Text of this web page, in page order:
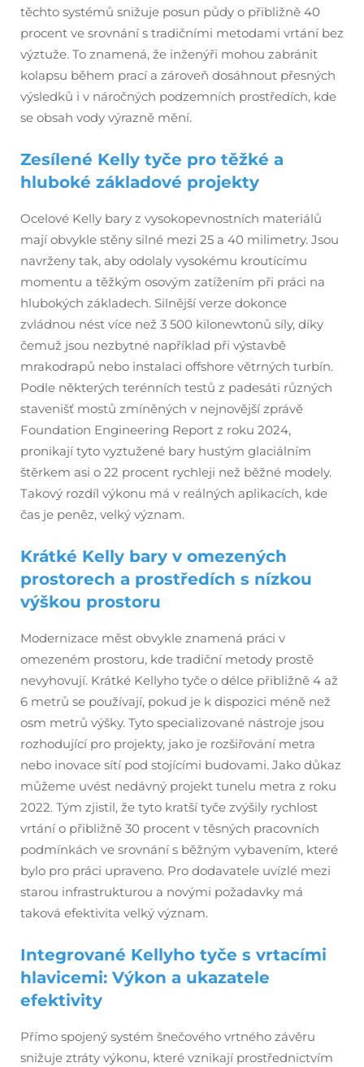
těchto systémů snižuje posun půdy o přibližně 40
procent ve srovnání s tradičními metodami vrtání bez
výztuže. To znamená, že inženýři mohou zabránit
kolapsu během prací a zároveň dosáhnout přesných
výsledků i v náročných podzemních prostředích, kde
se obsah vody výrazně mění.
Zesílené Kelly tyče pro těžké a
hluboké základové projekty
Ocelové Kelly bary z vysokopevnostních materiálů
mají obvykle stěny silné mezi 25 a 40 milimetry. Jsou
navrženy tak, aby odolaly vysokému kroutícímu
momentu a těžkým osovým zatížením při práci na
hlubokých základech. Silnější verze dokonce
zvládnou nést více než 3 500 kilonewtonů síly, díky
čemuž jsou nezbytné například při výstavbě
mrakodrapů nebo instalaci offshore větrných turbín.
Podle některých terénních testů z padesáti různých
stavenišť mostů zmíněných v nejnovější zprávě
Foundation Engineering Report z roku 2024,
pronikají tyto vyztužené bary hustým glaciálním
štěrkem asi o 22 procent rychleji než běžné modely.
Takový rozdíl výkonu má v reálných aplikacích, kde
čas je peněz, velký význam.
Krátké Kelly bary v omezených
prostorech a prostředích s nízkou
výškou prostoru
Modernizace měst obvykle znamená práci v
omezeném prostoru, kde tradiční metody prostě
nevyhovují. Krátké Kellyho tyče o délce přibližně 4 až
6 metrů se používají, pokud je k dispozici méně než
osm metrů výšky. Tyto specializované nástroje jsou
rozhodující pro projekty, jako je rozšiřování metra
nebo inovace sítí pod stojícími budovami. Jako důkaz
můžeme uvést nedávný projekt tunelu metra z roku
2022. Tým zjistil, že tyto kratší tyče zvýšily rychlost
vrtání o přibližně 30 procent v těsných pracovních
podmínkách ve srovnání s běžným vybavením, které
bylo pro práci upraveno. Pro dodavatele uvízlé mezi
starou infrastrukturou a novými požadavky má
taková efektivita velký význam.
Integrované Kellyho tyče s vrtacími
hlavicemi: Výkon a ukazatele
efektivity
Přímo spojený systém šnečového vrtného závěru
snižuje ztráty výkonu, které vznikají prostřednictvím